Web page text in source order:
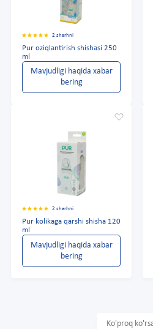
2 sharhni
Pur oziqlantirish shishasi 250
ml
Mavjudligi haqida xabar
bering
2 sharhni
Pur kolikaga qarshi shisha 120
ml
Mavjudligi haqida xabar
bering
Ko'proq